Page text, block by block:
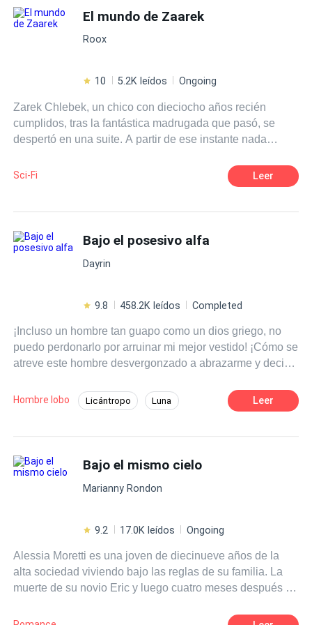
ganado, y se mudó con su amor del pasado a vivir en otro
país. Todo había sido su plan maestro. Él fingió su
enfermedad e intento de suicidio para librarse de mí y
nuevo, regresé al día en que saltó al río. "¿Tanto deseas
para mis adentros.
El mundo de Zaarek
Roox
10 5.2K leídos Ongoing
Zarek Chlebek, un chico con dieciocho años recién
cumplidos, tras la fantástica madrugada que pasó, se
despertó en una suite. A partir de ese instante nada
después de su cumpleaños?
Sci-Fi Leer
Bajo el posesivo alfa
Dayrin
9.8 458.2K leídos Completed
¡Incluso un hombre tan guapo como un dios griego, no
puedo perdonarlo por arruinar mi mejor vestido! ¡Cómo se
atreve este hombre desvergonzado a abrazarme y decir
este contacto físico embriagador... Nunca pensé que me
pordría secuestrar hasta su lugar, seguro que hacer que
Hombre lobo Licántropo Luna Leer
Bajo el mismo cielo
Marianny Rondon
9.2 17.0K leídos Ongoing
Alessia Moretti es una joven de diecinueve años de la
alta sociedad viviendo bajo las reglas de su familia. La
muerte de su novio Eric y luego cuatro meses después la
año después dice haberlo superado. Pero, su vida de